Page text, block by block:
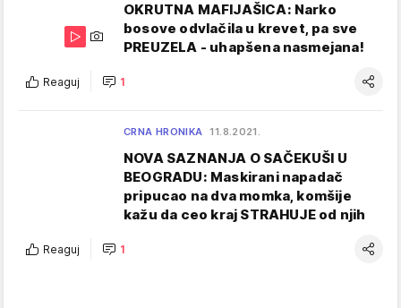
OKRUTNA MAFIJAŠICA: Narko
bosove odvlačila u krevet, pa sve
PREUZELA - uhapšena nasmejana!
Reaguj 1
CRNA HRONIKA 11.8.2021.
NOVA SAZNANJA O SAČEKUŠI U
BEOGRADU: Maskirani napadač
pripucao na dva momka, komšije
kažu da ceo kraj STRAHUJE od njih
Reaguj 1